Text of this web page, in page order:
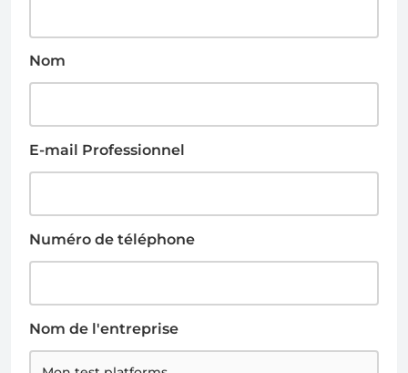
Nom
E-mail Professionnel
Numéro de téléphone
Nom de l'entreprise